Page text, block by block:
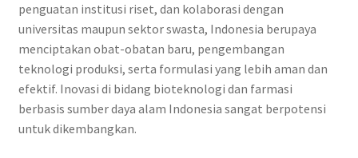
penguatan institusi riset, dan kolaborasi dengan
universitas maupun sektor swasta, Indonesia berupaya
menciptakan obat-obatan baru, pengembangan
teknologi produksi, serta formulasi yang lebih aman dan
efektif. Inovasi di bidang bioteknologi dan farmasi
berbasis sumber daya alam Indonesia sangat berpotensi
untuk dikembangkan.